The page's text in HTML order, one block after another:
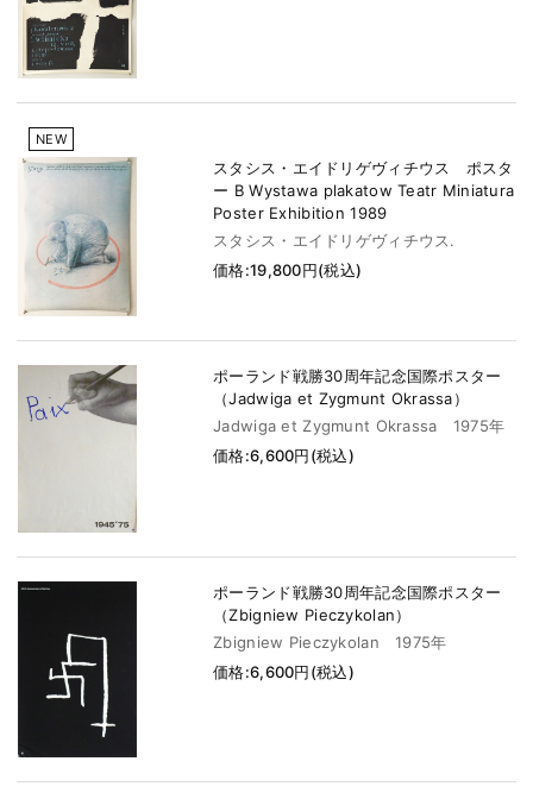
NEW
スタシス・エイドリゲヴィチウス ポスタ
ー B Wystawa plakatow Teatr Miniatura
Poster Exhibition 1989
スタシス・エイドリゲヴィチウス.
価格:19,800円(税込)
ポーランド戦勝30周年記念国際ポスター
（Jadwiga et Zygmunt Okrassa）
Jadwiga et Zygmunt Okrassa 1975年
価格:6,600円(税込)
ポーランド戦勝30周年記念国際ポスター
（Zbigniew Pieczykolan）
Zbigniew Pieczykolan 1975年
価格:6,600円(税込)